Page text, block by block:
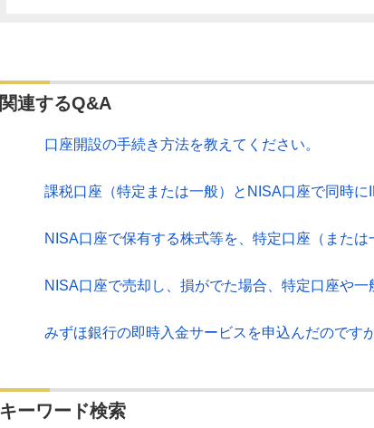
関連するQ&A
口座開設の手続き方法を教えてください。
課税口座（特定または一般）とNISA口座で同時に
NISA口座で保有する株式等を、特定口座（または
NISA口座で売却し、損がでた場合、特定口座や一
みずほ銀行の即時入金サービスを申込んだのです
キーワード検索